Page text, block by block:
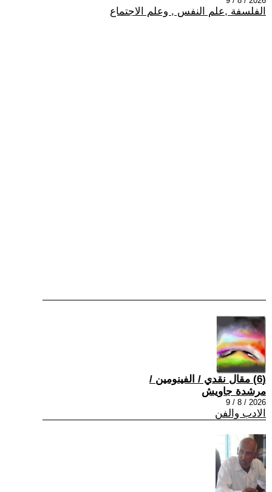
الفلسفة ,علم النفس , وعلم الاجتماع
(6) مقال نقدي / الفينومين /
مرشدة جاويش
2026 / 8 / 9
الادب والفن